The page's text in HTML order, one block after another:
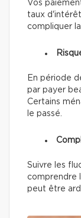
Vos
taux
compliquer
En période
par payer
Certains
le passé.
Suivre les
comprendre
peut être